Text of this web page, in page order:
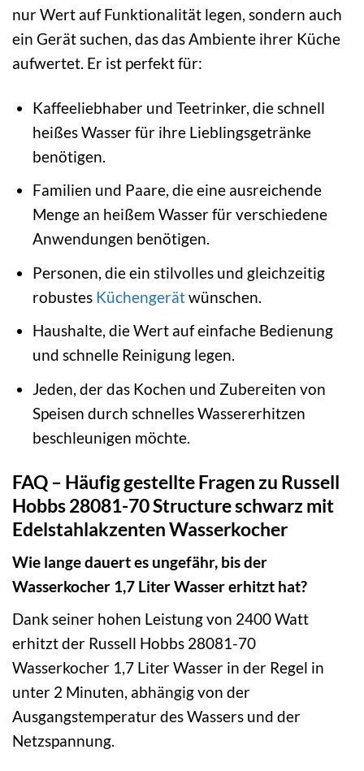
nur Wert auf Funktionalität legen, sondern auch
ein Gerät suchen, das das Ambiente ihrer Küche
aufwertet. Er ist perfekt für:
Kaffeeliebhaber und Teetrinker, die schnell
heißes Wasser für ihre Lieblingsgetränke
benötigen.
Familien und Paare, die eine ausreichende
Menge an heißem Wasser für verschiedene
Anwendungen benötigen.
Personen, die ein stilvolles und gleichzeitig
robustes Küchengerätwünschen.
Haushalte, die Wert auf einfache Bedienung
und schnelle Reinigung legen.
Jeden, der das Kochen und Zubereiten von
Speisen durch schnelles Wassererhitzen
beschleunigen möchte.
FAQ – Häufig gestellte Fragen zu Russell
Hobbs 28081-70 Structure schwarz mit
Edelstahlakzenten Wasserkocher
Wie lange dauert es ungefähr, bis der
Wasserkocher 1,7 Liter Wasser erhitzt hat?
Dank seiner hohen Leistung von 2400 Watt
erhitzt der Russell Hobbs 28081-70
Wasserkocher 1,7 Liter Wasser in der Regel in
unter 2 Minuten, abhängig von der
Ausgangstemperatur des Wassers und der
Netzspannung.